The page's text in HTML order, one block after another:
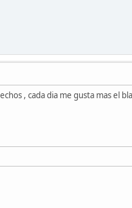
, cada dia me gusta mas el